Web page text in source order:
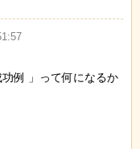
功例 」って何になるか